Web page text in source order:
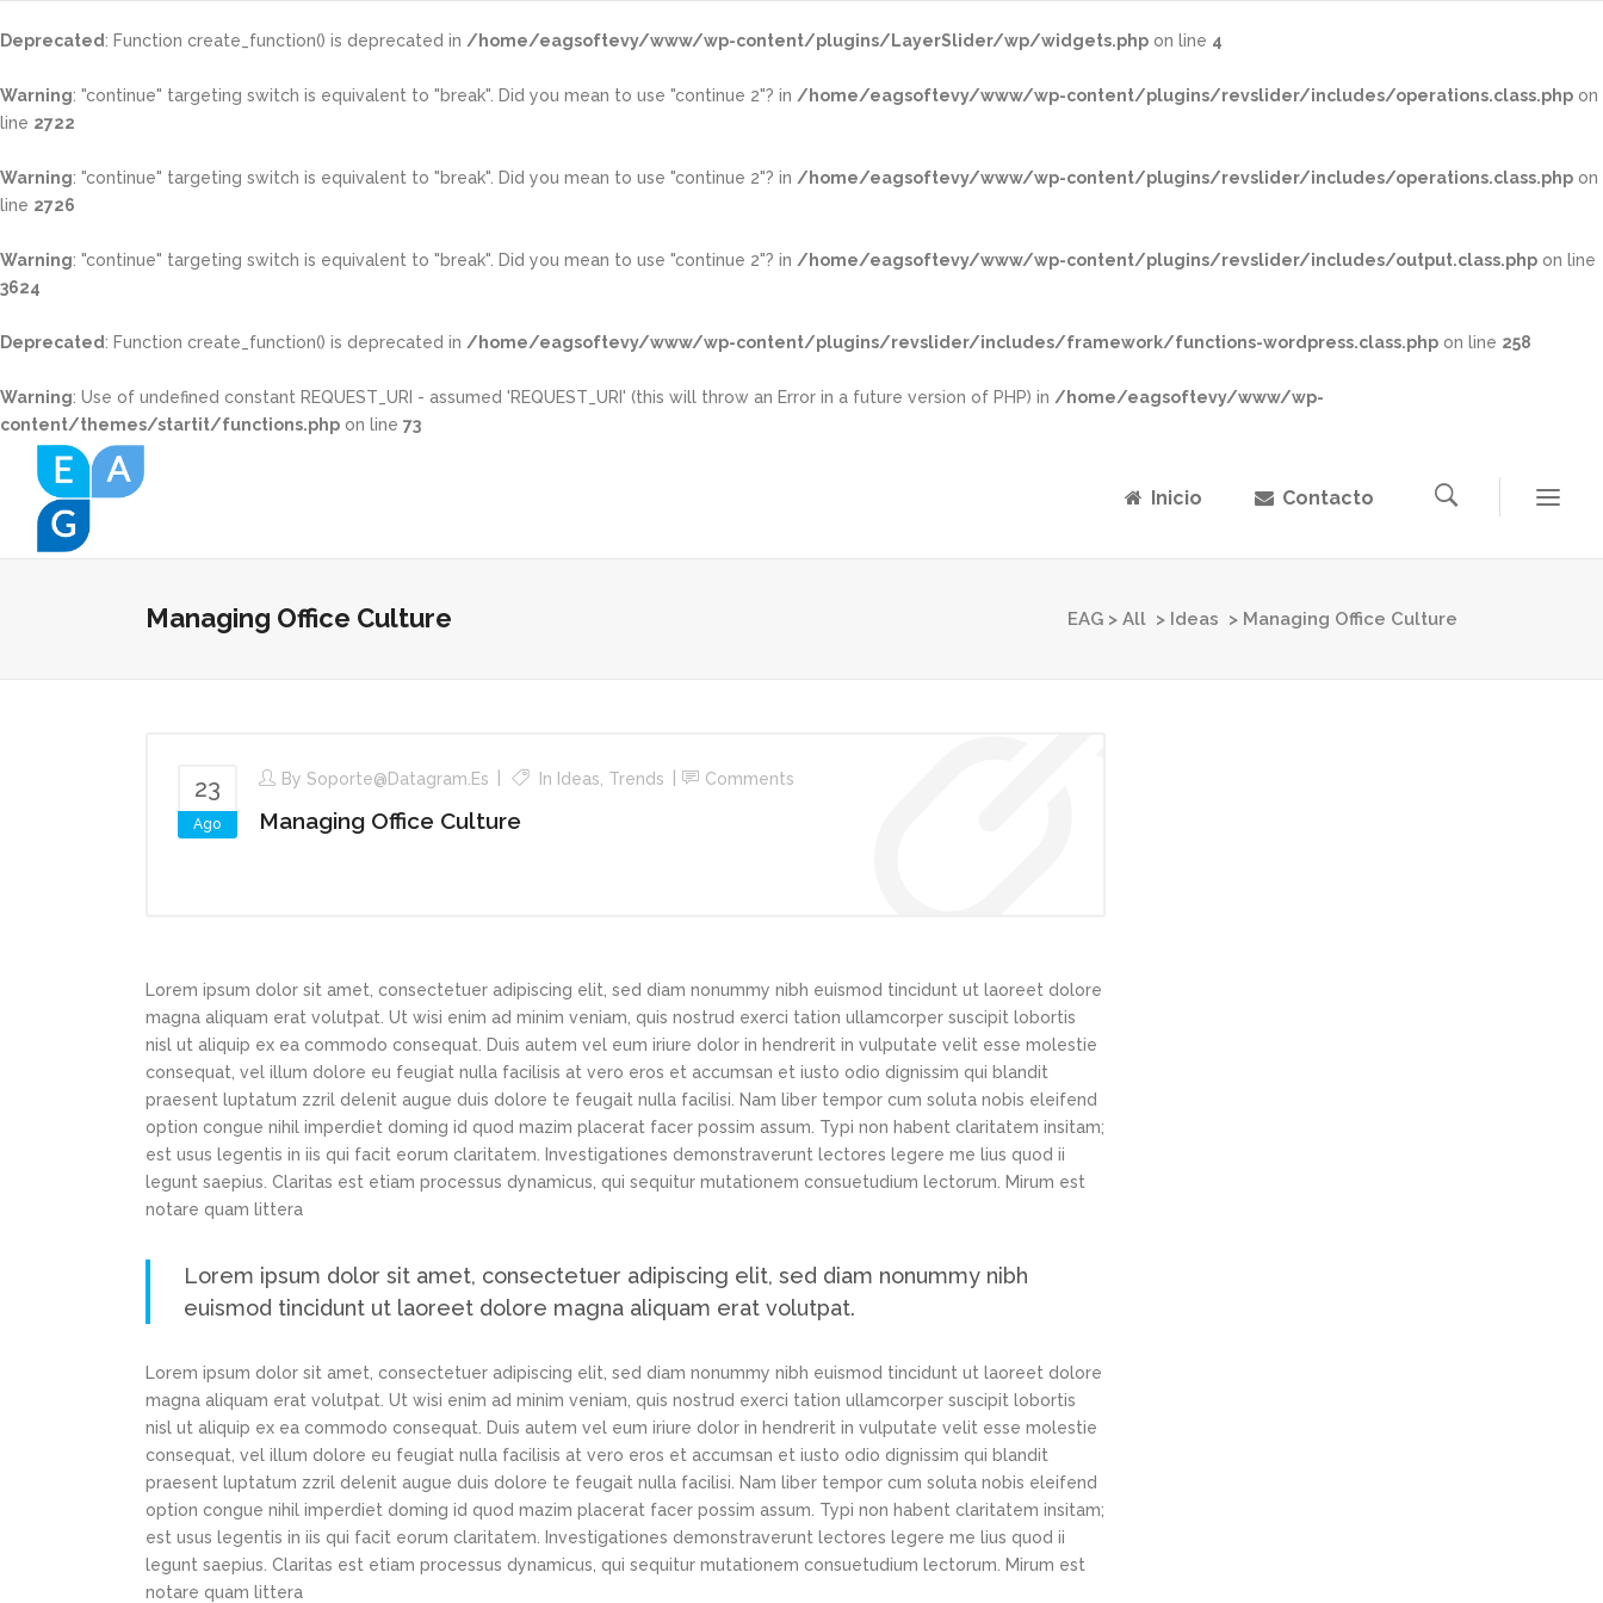
Deprecated: Function create_function() is deprecated in /home/eagsoftevy/www/wp-content/plugins/LayerSlider/wp/widgets.php on line 4
Warning: "continue" targeting switch is equivalent to "break". Did you mean to use "continue 2"? in /home/eagsoftevy/www/wp-content/plugins/revslider/includes/operations.class.php on
line 2722
Warning: "continue" targeting switch is equivalent to "break". Did you mean to use "continue 2"? in /home/eagsoftevy/www/wp-content/plugins/revslider/includes/operations.class.php on
line 2726
Warning: "continue" targeting switch is equivalent to "break". Did you mean to use "continue 2"? in /home/eagsoftevy/www/wp-content/plugins/revslider/includes/output.class.php on line
3624
Deprecated: Function create_function() is deprecated in /home/eagsoftevy/www/wp-content/plugins/revslider/includes/framework/functions-wordpress.class.php on line 258
Warning: Use of undefined constant REQUEST_URI - assumed 'REQUEST_URI' (this will throw an Error in a future version of PHP) in /home/eagsoftevy/www/wp-
content/themes/startit/functions.php on line 73
Inicio Contacto
Managing Office Culture EAG > All > Ideas > Managing Office Culture
23
Ago
By Soporte@datagram.es In Ideas Trends Comments
Managing Office Culture
Lorem ipsum dolor sit amet, consectetuer adipiscing elit, sed diam nonummy nibh euismod tincidunt ut laoreet dolore
magna aliquam erat volutpat. Ut wisi enim ad minim veniam, quis nostrud exerci tation ullamcorper suscipit lobortis
nisl ut aliquip ex ea commodo consequat. Duis autem vel eum iriure dolor in hendrerit in vulputate velit esse molestie
consequat, vel illum dolore eu feugiat nulla facilisis at vero eros et accumsan et iusto odio dignissim qui blandit
praesent luptatum zzril delenit augue duis dolore te feugait nulla facilisi. Nam liber tempor cum soluta nobis eleifend
option congue nihil imperdiet doming id quod mazim placerat facer possim assum. Typi non habent claritatem insitam;
est usus legentis in iis qui facit eorum claritatem. Investigationes demonstraverunt lectores legere me lius quod ii
legunt saepius. Claritas est etiam processus dynamicus, qui sequitur mutationem consuetudium lectorum. Mirum est
notare quam littera
Lorem ipsum dolor sit amet, consectetuer adipiscing elit, sed diam nonummy nibh
euismod tincidunt ut laoreet dolore magna aliquam erat volutpat.
Lorem ipsum dolor sit amet, consectetuer adipiscing elit, sed diam nonummy nibh euismod tincidunt ut laoreet dolore
magna aliquam erat volutpat. Ut wisi enim ad minim veniam, quis nostrud exerci tation ullamcorper suscipit lobortis
nisl ut aliquip ex ea commodo consequat. Duis autem vel eum iriure dolor in hendrerit in vulputate velit esse molestie
consequat, vel illum dolore eu feugiat nulla facilisis at vero eros et accumsan et iusto odio dignissim qui blandit
praesent luptatum zzril delenit augue duis dolore te feugait nulla facilisi. Nam liber tempor cum soluta nobis eleifend
option congue nihil imperdiet doming id quod mazim placerat facer possim assum. Typi non habent claritatem insitam;
est usus legentis in iis qui facit eorum claritatem. Investigationes demonstraverunt lectores legere me lius quod ii
legunt saepius. Claritas est etiam processus dynamicus, qui sequitur mutationem consuetudium lectorum. Mirum est
notare quam littera